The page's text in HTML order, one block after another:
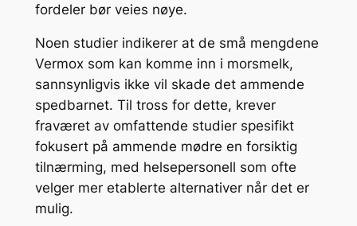
fordeler bør veies nøye.
Noen studier indikerer at de små mengdene
Vermox som kan komme inn i morsmelk,
sannsynligvis ikke vil skade det ammende
spedbarnet. Til tross for dette, krever
fraværet av omfattende studier spesifikt
fokusert på ammende mødre en forsiktig
tilnærming, med helsepersonell som ofte
velger mer etablerte alternativer når det er
mulig.